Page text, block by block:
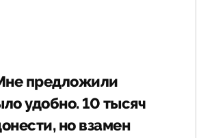
предложили
удобно. 10 тысяч
но взамен